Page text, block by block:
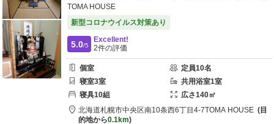
TOMA HOUSE
新型コロナウイルス対策あり
5.0/5
Excellent!
2件の評価
個室 定員10名
寝室3室 共用浴室1室
寝具10組 広さ140㎡
北海道札幌市中央区南10条西6丁目4-7TOMA HOUSE
目
的地から0.1km